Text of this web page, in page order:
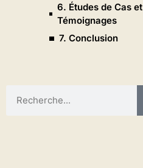
6. Études de Cas et
Témoignages
7. Conclusion